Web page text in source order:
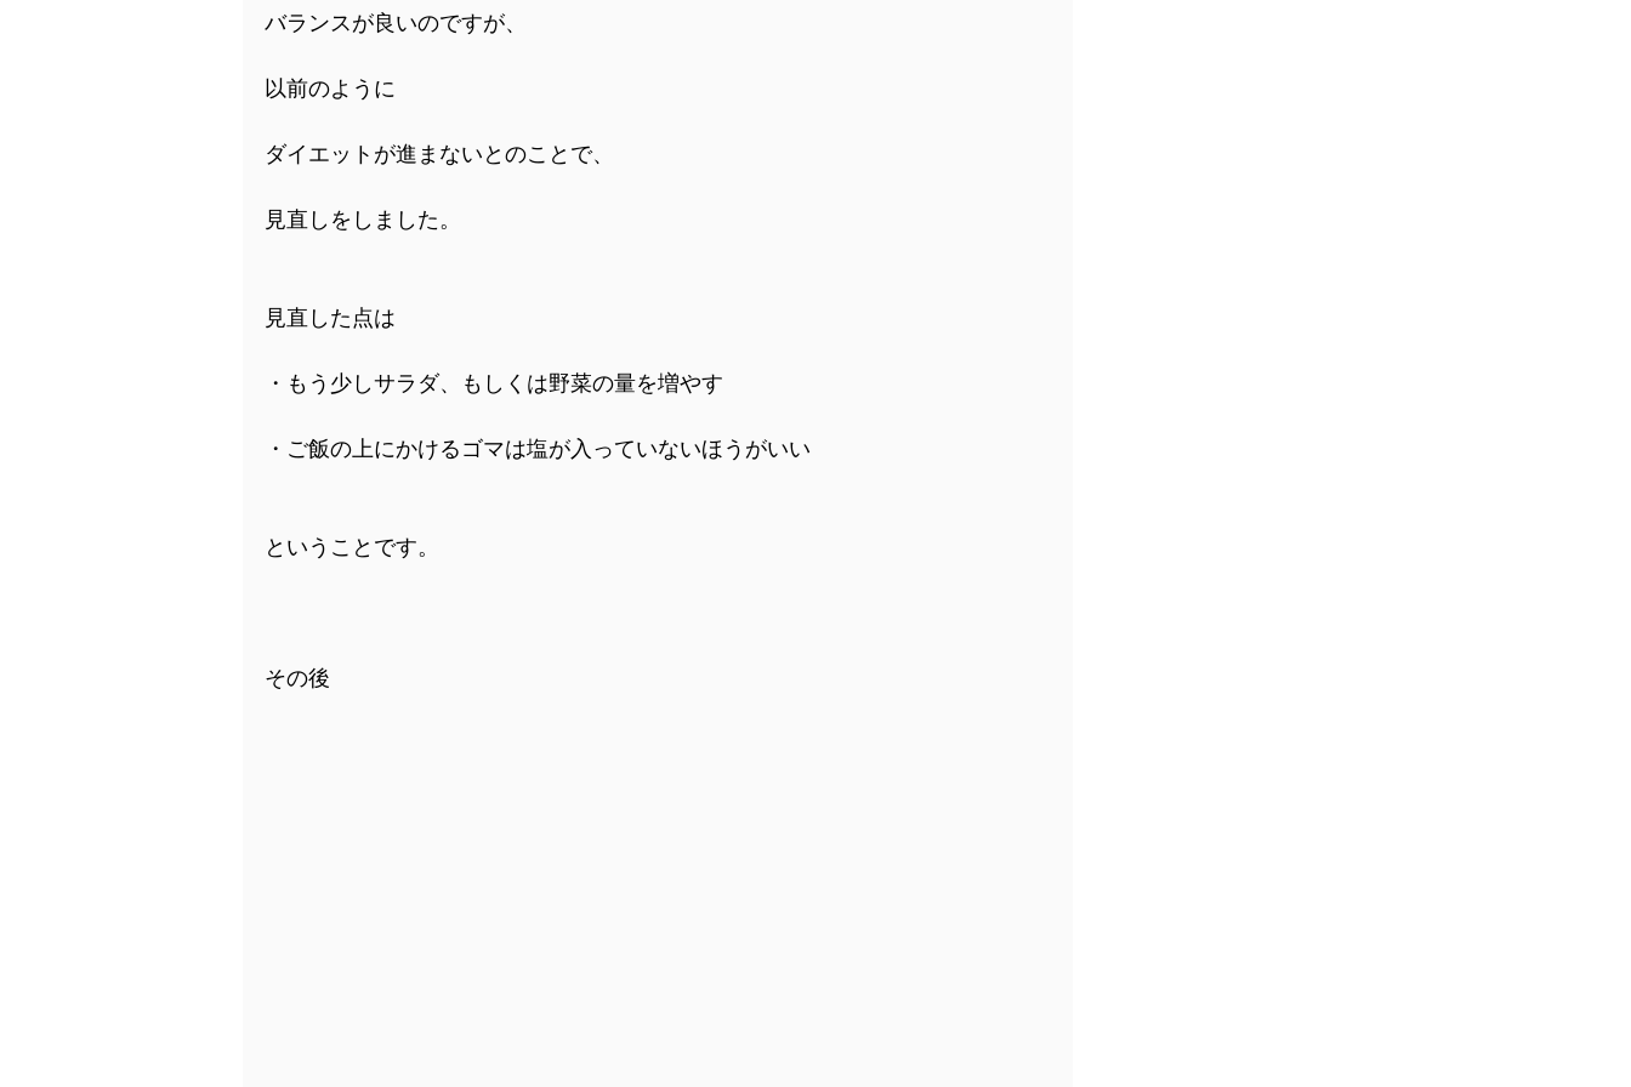
バランスが良いのですが、
以前のように
ダイエットが進まないとのことで、
見直しをしました。
見直した点は
・もう少しサラダ、もしくは野菜の量を増やす
・ご飯の上にかけるゴマは塩が入っていないほうがいい
ということです。
その後